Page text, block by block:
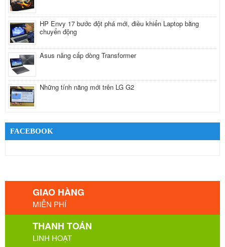
HP Envy 17 bước đột phá mới, điều khiển Laptop bằng
chuyển động
Asus nâng cấp dòng Transformer
Những tính năng mới trên LG G2
FACEBOOK
GIAO HÀNG
MIỄN PHÍ
THANH TOÁN
LINH HOẠT